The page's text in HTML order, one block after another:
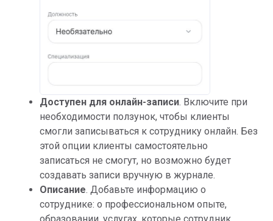
Доступен для онлайн-записи. Включите при
необходимости ползунок, чтобы клиенты
смогли записываться к сотруднику онлайн. Без
этой опции клиенты самостоятельно
записаться не смогут, но возможно будет
создавать записи вручную в журнале.
Описание. Добавьте информацию о
сотруднике: о профессиональном опыте,